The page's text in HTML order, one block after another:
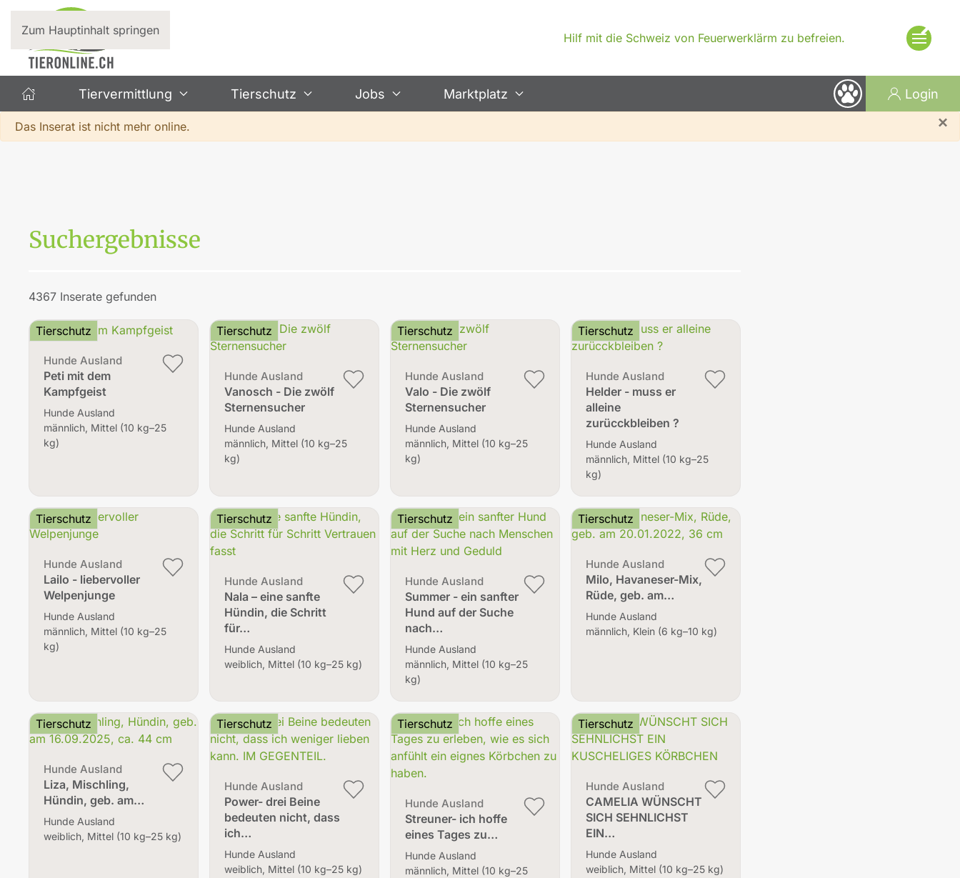
Zum Hauptinhalt springen
Hilf mit die Schweiz von Feuerwerklärm zu befreien.
Tiervermittlung Tierschutz Jobs Marktplatz Login
×
Warnung
Das Inserat ist nicht mehr online.
Suchergebnisse
4367 Inserate gefunden
Hunde Ausland
Peti mit dem
Kampfgeist
Tierschutz
Hunde Ausland
männlich, Mittel (10 kg–25
kg)
Hunde Ausland
Vanosch - Die zwölf
Sternensucher
Tierschutz
Hunde Ausland
männlich, Mittel (10 kg–25
kg)
Hunde Ausland
Valo - Die zwölf
Sternensucher
Tierschutz
Hunde Ausland
männlich, Mittel (10 kg–25
kg)
Hunde Ausland
Helder - muss er
alleine
zurücckbleiben ?
Tierschutz
Hunde Ausland
männlich, Mittel (10 kg–25
kg)
Hunde Ausland
Lailo - liebervoller
Welpenjunge
Tierschutz
Hunde Ausland
männlich, Mittel (10 kg–25
kg)
Hunde Ausland
Nala – eine sanfte
Hündin, die Schritt
für…
Tierschutz
Hunde Ausland
weiblich, Mittel (10 kg–25 kg)
Hunde Ausland
Summer - ein sanfter
Hund auf der Suche
nach…
Tierschutz
Hunde Ausland
männlich, Mittel (10 kg–25
kg)
Hunde Ausland
Milo, Havaneser-Mix,
Rüde, geb. am…
Tierschutz
Hunde Ausland
männlich, Klein (6 kg–10 kg)
Hunde Ausland
Liza, Mischling,
Hündin, geb. am…
Tierschutz
Hunde Ausland
weiblich, Mittel (10 kg–25 kg)
Hunde Ausland
Power- drei Beine
bedeuten nicht, dass
ich…
Tierschutz
Hunde Ausland
weiblich, Mittel (10 kg–25 kg)
Hunde Ausland
Streuner- ich hoffe
eines Tages zu…
Tierschutz
Hunde Ausland
männlich, Mittel (10 kg–25
Hunde Ausland
CAMELIA WÜNSCHT
SICH SEHNLICHST
EIN…
Tierschutz
Hunde Ausland
weiblich, Mittel (10 kg–25 kg)
×